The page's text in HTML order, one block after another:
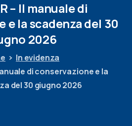
– Il manualedi
e lascadenzadel 30
2026
In evidenza
di conservazione e la
del 30 giugno 2026